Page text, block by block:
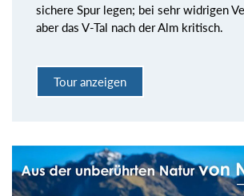
sichere Spur legen; bei sehr widrigen
aber das V-Tal nach der Alm kritisch.
Tour anzeigen